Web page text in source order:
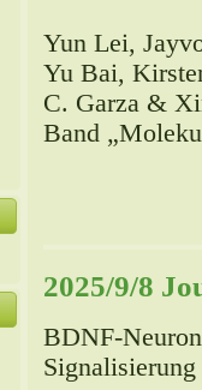
Yun Lei,
Yu Bai,
C. Garza &
Band
2025/9/8
BDNF-